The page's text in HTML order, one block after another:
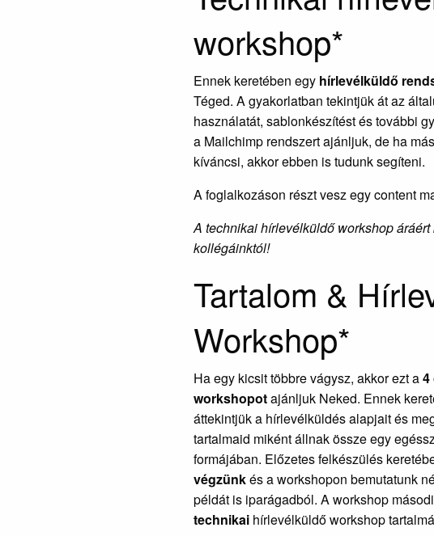
workshop*
Ennek keretében egy hírlevélküldő
Téged. A gyakorlatban tekintjük át az
használatát, sablonkészítést és további
a Mailchimp rendszert ajánljuk, de ha
kíváncsi, akkor ebben is tudunk segíteni.
A foglalkozáson részt vesz egy content
A technikai hírlevélküldő workshop
kollégáinktól!
Tartalom &
Workshop*
Ha egy kicsit többre vágysz, akkor ezt a4
workshopotajánljuk Neked. Ennek
áttekintjük a hírlevélküldés alapjait és
tartalmaid miként állnak össze egy
formájában. Előzetes felkészülés
végzünkés a workshopon bemutatunk
példát is iparágadból. A workshop
technikai hírlevélküldő workshop